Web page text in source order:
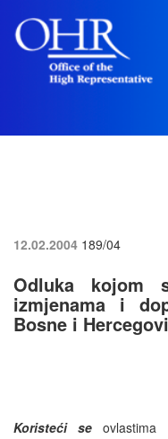
12.02.2004 189/04
Odluka kojom
izmjenama i
Bosne i
Koristeći seovlastima